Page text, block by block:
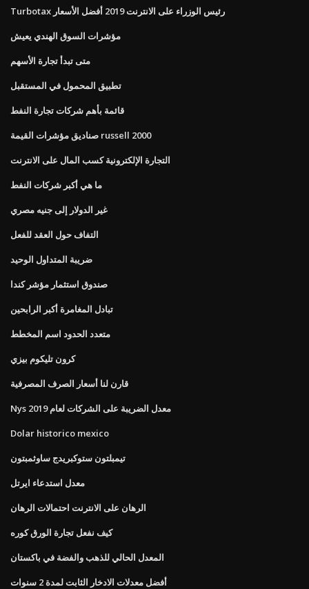
Turbotax رئيس الوزراء على الانترنت 2019 أفضل الأسعار
مؤشرات السوق الهندي يعيش
متى تبدأ تجارة الأسهم
تطبيق المحمول في المستقبل
قائمة بأهم شركات تجارة النفط
صناديق مؤشرات القيمة russell 2000
التجارة الإلكترونية كسب المال على الانترنت
ما هي أكبر شركات النفط
غير الدولار إلى جنيه مصري
التفاف حول العقد للفعل
ضريبة المتداول الوحيد
صندوق استثمار مؤشر كندا
تبادل المغامرة أكبر الرابحين
متعدد الحدود اسم المخطط
كرون تليكوم بيزي
قارن لنا أسعار الصرف المصرفية
Nys معدل الضريبة على الشركات لعام 2019
Dolar historico mexico
تيمبلتون ستوكبريدج ساوثمبتون
معدل استدعاء ايرتل
الرهان على الانترنت احتمالات الرهان
كيف نفعل تجارة الورق كوره
المعدل الحالي للذهب والفضة في باكستان
أفضل معدلات الادخار الثابت لمدة 2 سنوات